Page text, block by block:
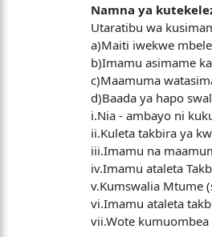
Namna ya
Utaratibu wa
a)Maiti iwekwe
b)Imamu asimame
c)Maamuma
d)Baada ya hapo
i.Nia - ambayo ni
ii.Kuleta takbira ya
iii.Imamu na
iv.Imamu ataleta
v.Kumswalia Mtume
vi.Imamu ataleta
vii.Wote